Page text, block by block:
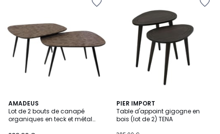
AMADEUS
Lot de 2 bouts de canapé
organiques en teck et métal
PIER IMPORT
Table d'appoint gigogne en
bois (lot de 2) TENA